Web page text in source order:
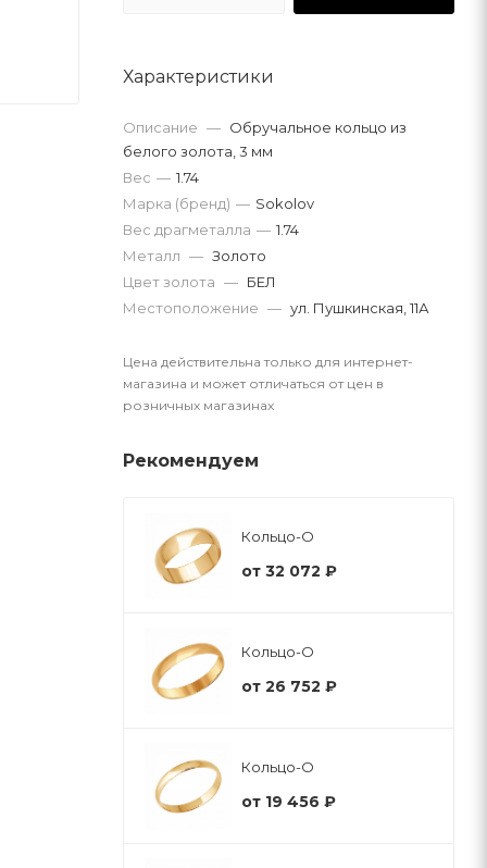
Характеристики
Описание — Обручальное кольцо из
белого золота, 3 мм
Вес драгметалла — 1.74
Марка (бренд) — Sokolov
Вес — 1.74
Металл — Золото
Цвет золота — БЕЛ
Местоположение — ул. Пушкинская, 11А
Цена действительна только для интернет-
магазина и может отличаться от цен в
розничных магазинах
Рекомендуем
Кольцо-О
от 32 072 ₽
Кольцо-О
от 26 752 ₽
Кольцо-О
от 19 456 ₽